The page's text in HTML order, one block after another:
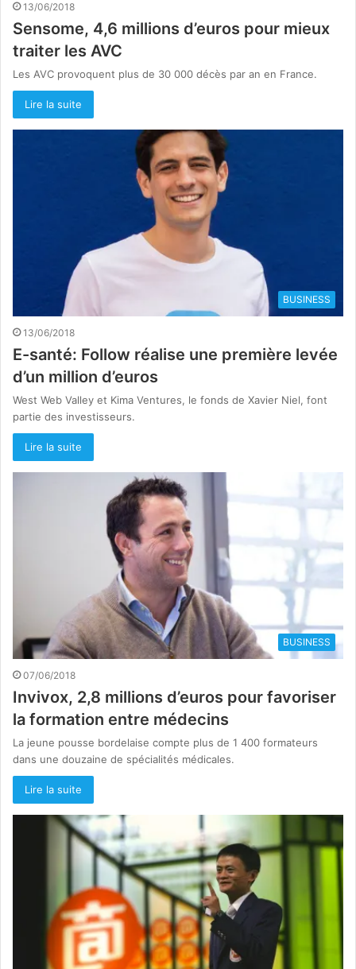
13/06/2018
Sensome, 4,6 millions d’euros pour mieux
traiter les AVC
Les AVC provoquent plus de 30 000 décès par an en France.
Lire la suite
BUSINESS
13/06/2018
E-santé: Follow réalise une première levée
d’un million d’euros
West Web Valley et Kima Ventures, le fonds de Xavier Niel, font
partie des investisseurs.
Lire la suite
BUSINESS
07/06/2018
Invivox, 2,8 millions d’euros pour favoriser
la formation entre médecins
La jeune pousse bordelaise compte plus de 1 400 formateurs
dans une douzaine de spécialités médicales.
Lire la suite